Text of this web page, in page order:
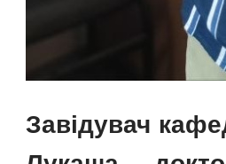
Завідувач